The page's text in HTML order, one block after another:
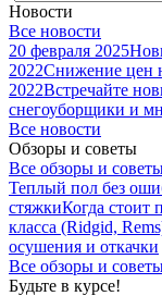
Новости
Все новости
20 февраля 2025
2022Снижение цен
2022Встречайте
снегоуборщики и
Все новости
Обзоры и советы
Все обзоры и
Теплый пол без
стяжкиКогда стоит
класса (Ridgid,
осушения и откачки
Все обзоры и
Будьте в курсе!